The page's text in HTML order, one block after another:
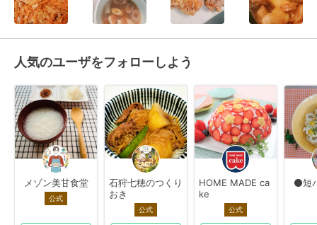
人気のユーザをフォローしよう
メゾン美甘食堂
公式
石狩七穂のつくり
おき
公式
HOME MADE ca
ke
公式
⚫短